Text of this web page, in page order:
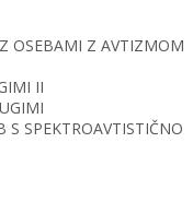
OSEBAMI Z AVTIZMOM
II
S SPEKTROAVTISTIČNO